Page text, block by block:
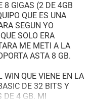
8 GIGAS (2 DE 4GB
QUE ES UNA
SEGUN YO
SOLO ERA
ME METI A LA
ASTA 8 GB.
WIN QUE VIENE EN LA
DE 32 BITS Y
DE 4 GB. MI